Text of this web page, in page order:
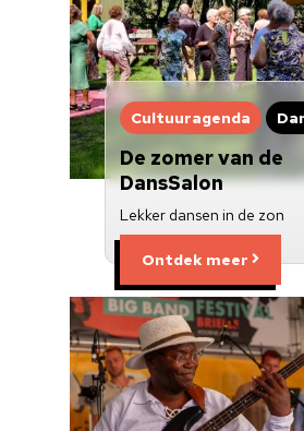
Cultuuragenda
De zomer van de
DansSalon
Lekker dansen in de zon
Ontdek meer